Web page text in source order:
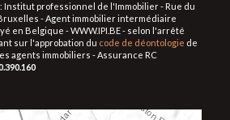
professionnel de l'Immobilier - Rue du
- Agent immobilier intermédiaire
en Belgique - WWW.IPI.BE - selon l'arrêté
sur l'approbation du code de déontologie de
agents immobiliers - Assurance RC